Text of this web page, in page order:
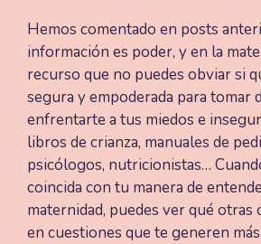
Hemos comentado en posts
información es poder, y en la
recurso que no puedes obviar si
segura y empoderada para tomar
enfrentarte a tus miedos e
libros de crianza, manuales de
psicólogos, nutricionistas…
coincida con tu manera de
maternidad, puedes ver qué otras
en cuestiones que te generen más